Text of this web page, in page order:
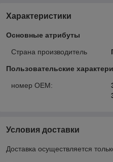
Характеристики
Основные атрибуты
Страна производитель
Пользовательские
номер OEM:
Условия доставки
Доставка осуществляется